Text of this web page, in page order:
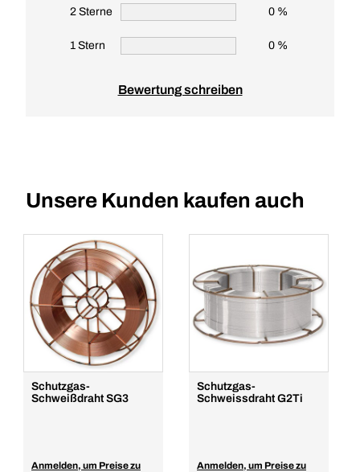
2 Sterne 0 %
1 Stern 0 %
Bewertung schreiben
Unsere Kunden kaufen auch
Schutzgas-
Schweißdraht SG3
Anmelden, um Preise zu
Schutzgas-
Schweissdraht G2Ti
Anmelden, um Preise zu